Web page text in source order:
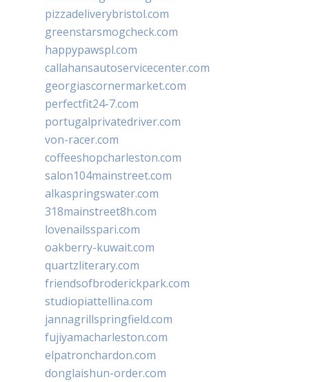
pizzadeliverybristol.com
greenstarsmogcheck.com
happypawspl.com
callahansautoservicecenter.com
georgiascornermarket.com
perfectfit24-7.com
portugalprivatedriver.com
von-racer.com
coffeeshopcharleston.com
salon104mainstreet.com
alkaspringswater.com
318mainstreet8h.com
lovenailsspari.com
oakberry-kuwait.com
quartzliterary.com
friendsofbroderickpark.com
studiopiattellina.com
jannagrillspringfield.com
fujiyamacharleston.com
elpatronchardon.com
donglaishun-order.com